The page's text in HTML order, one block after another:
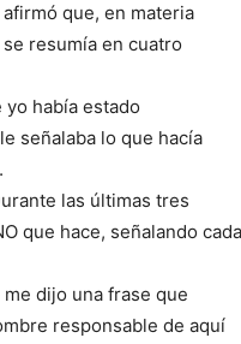
que, en materia
resumía en cuatro
había estado
señalaba lo que hacía
las últimas tres
que hace, señalando cada
me dijo una frase que
responsable de aquí